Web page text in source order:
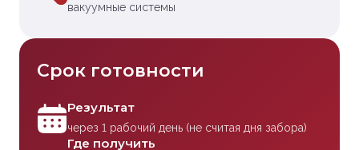
вакуумные системы
Срок готовности
Результат
через 1 рабочий день (не считая дня забора)
Где получить